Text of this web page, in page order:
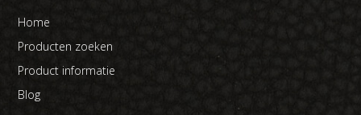
Home
Producten zoeken
Product informatie
Blog